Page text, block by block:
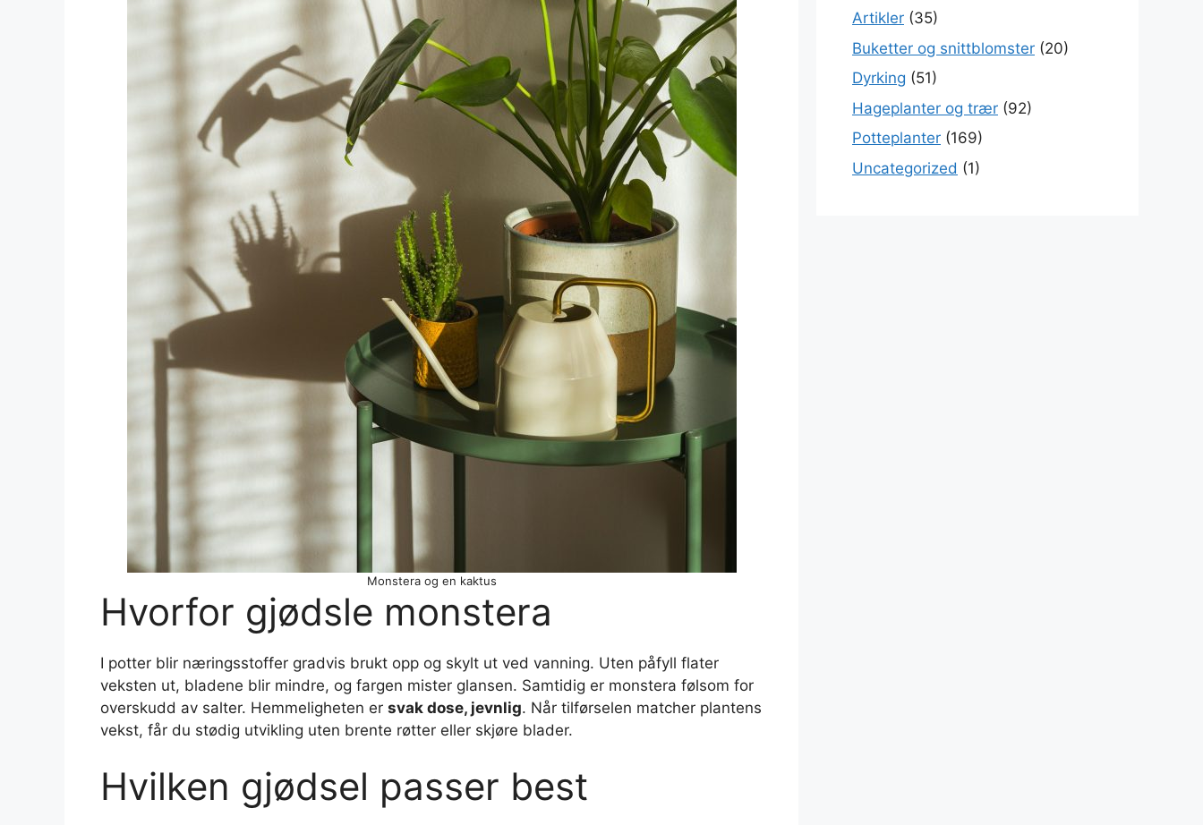
Monstera og en kaktus
Hvorfor gjødsle monstera
I potter blir næringsstoffer gradvis brukt opp og skylt ut ved vanning. Uten påfyll flater
veksten ut, bladene blir mindre, og fargen mister glansen. Samtidig er monstera følsom for
overskudd av salter. Hemmeligheten er svak dose, jevnlig. Når tilførselen matcher plantens
vekst, får du stødig utvikling uten brente røtter eller skjøre blader.
Hvilken gjødsel passer best
Artikler (35)
Buketter og snittblomster (20)
Dyrking (51)
Hageplanter og trær (92)
Potteplanter (169)
Uncategorized (1)